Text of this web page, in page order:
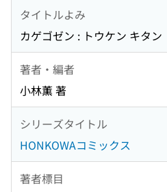
タイトルよみ
カゲゴゼン : トウケン キタン
著者・編者
小林薫 著
シリーズタイトル
HONKOWAコミックス
著者標目